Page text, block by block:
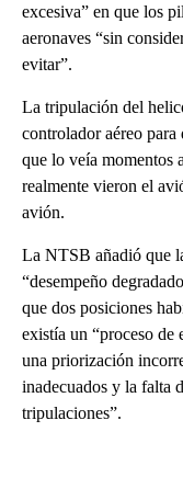
excesiva” en que los
aeronaves “sin
evitar”.
La tripulación del
controlador aéreo
que lo veía momentos
realmente vieron el
avión.
La NTSB añadió que
“desempeño
que dos posiciones
existía un “proceso
una priorización
inadecuados y la falta
tripulaciones”.